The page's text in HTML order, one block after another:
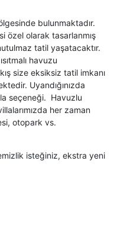
bulunmaktadır.
özel olarak tasarlanmış
tatil yaşatacaktır.
havuzu
size eksiksiz tatil imkanı
Uyandığınızda
seçeneği. Havuzlu
her zaman
otopark vs.
isteğiniz, ekstra yeni